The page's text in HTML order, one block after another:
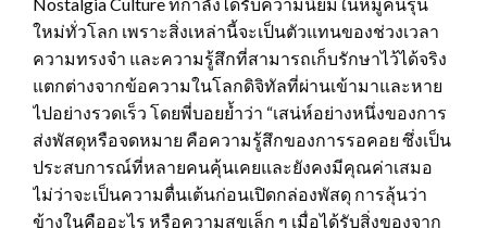
ใหม่ทั่วโลก เพราะสิ่งเหล่านี้จะเป็นตัวแทนของช่วงเวลา
ความทรงจำ และความรู้สึกที่สามารถเก็บรักษาไว้ได้จริง
แตกต่างจากข้อความในโลกดิจิทัลที่ผ่านเข้ามาและหาย
ไปอย่างรวดเร็ว โดยพี่บอยย้ำว่า “เสน่ห์อย่างหนึ่งของการ
ส่งพัสดุหรือจดหมาย คือความรู้สึกของการรอคอย ซึ่งเป็น
ประสบการณ์ที่หลายคนคุ้นเคยและยังคงมีคุณค่าเสมอ
ไม่ว่าจะเป็นความตื่นเต้นก่อนเปิดกล่องพัสดุ การลุ้นว่า
ข้างในคืออะไร หรือความสุขเล็ก ๆ เมื่อได้รับสิ่งของจาก